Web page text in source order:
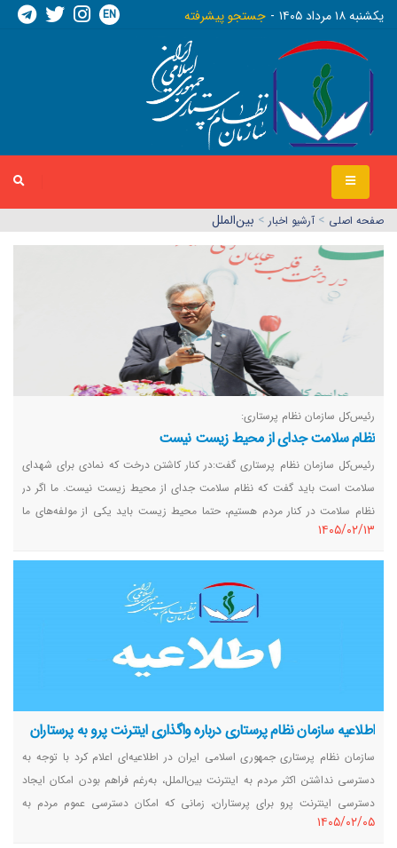
يکشنبه ١٨ مرداد ١٤٠٥ جستجو پیشرفته EN
صفحه اصلي > آرشیو اخبار > بین‌الملل
رئیس‌کل سازمان نظام پرستاری:
نظام سلامت جدای از محیط زیست نیست
رئیس‌کل سازمان نظام پرستاری گفت:در کنار کاشتن درخت که نمادی برای شهدای
سلامت است باید گفت که نظام سلامت جدای از محیط زیست نیست. ما اگر در
نظام سلامت در کنار مردم هستیم، حتما محیط زیست باید یکی از مولفه‌های ما
باشد.این حرکت فرهنگی به یاد شهدای نظام سلامت، نزدیکی محیط زیست و نظام
سلامت و سلامت همه جانبه جامعه را نشان می‌دهد.
١٤٠٥/٠٢/١٣
اطلاعیه سازمان نظام پرستاری درباره واگذاری اینترنت پرو به پرستاران
سازمان نظام پرستاری جمهوری اسلامی ایران در اطلاعیه‌ای اعلام کرد با توجه به
دسترسی نداشتن اکثر مردم به اینترنت بین‌الملل، به‌رغم فراهم بودن امکان ایجاد
دسترسی اینترنت پرو برای پرستاران، زمانی که امکان دسترسی عموم مردم به
اینترنت بین‌الملل فراهم شد از این حق مسلم در کنار دیگر اقشار جامعه از آن
١٤٠٥/٠٢/٠٥